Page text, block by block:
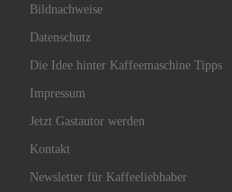
Bildnachweise
Datenschutz
Die Idee hinter Kaffeemaschine Tipps
Impressum
Jetzt Gastautor werden
Kontakt
Newsletter für Kaffeeliebhaber